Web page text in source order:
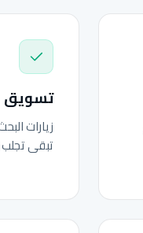
تسويق
زيارات
تبقى تجلب